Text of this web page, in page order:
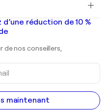
réduction de 10 %
nos conseillers,
maintenant